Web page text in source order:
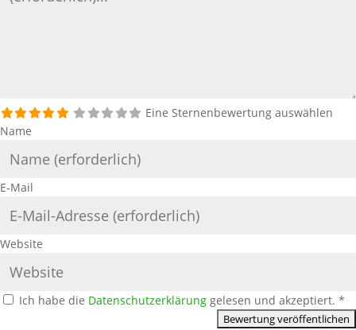
Eine Sternenbewertung auswählen
Name
E-Mail
Website
Ich habe die Datenschutzerklärung gelesen und akzeptiert. *